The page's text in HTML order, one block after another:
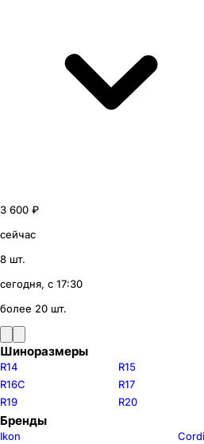
3 600 ₽
сейчас
8 шт.
сегодня, с 17:30
более 20 шт.
Шиноразмеры
R14 R15
R16C
R17
R19
R20
Бренды
Ikon